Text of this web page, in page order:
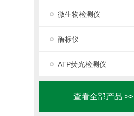
微生物检测仪
酶标仪
ATP荧光检测仪
查看全部产品 >>